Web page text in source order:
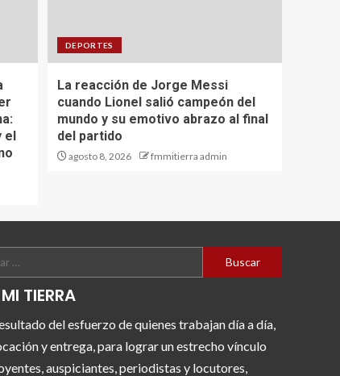
DEPORTES
La reacción de Jorge Messi
cuando Lionel salió campeón del
mundo y su emotivo abrazo al final
del partido
agosto 8, 2026 fmmitierra admin
TIERRA
del esfuerzo de quienes trabajan día a día,
y entrega, para lograr un estrecho vínculo
auspiciantes, periodistas y locutores,